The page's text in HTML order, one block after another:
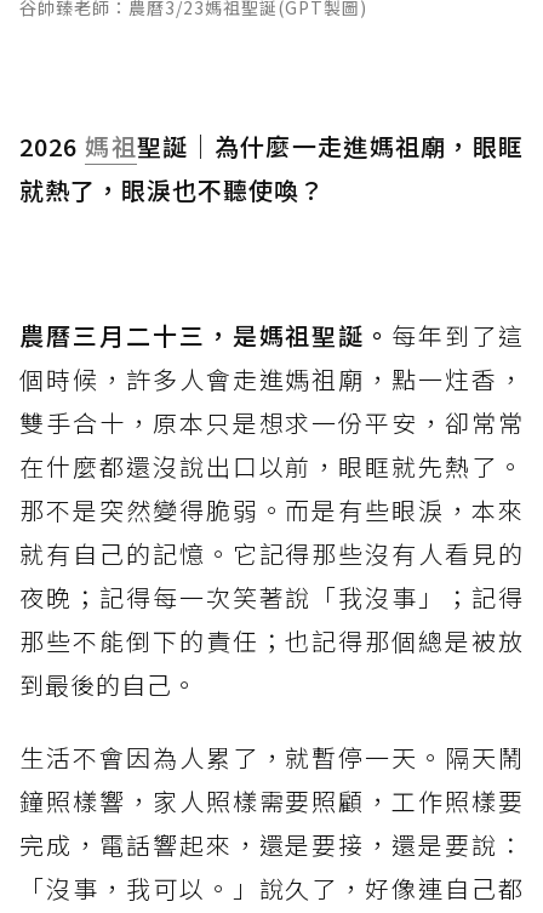
谷帥臻老師：農曆3/23媽祖聖誕(GPT製圖)
2026媽祖聖誕｜為什麼一走進媽祖廟，眼眶
就熱了，眼淚也不聽使喚？
農曆三月二十三，是媽祖聖誕。 每年到了這
個時候，許多人會走進媽祖廟，點一炷香，
雙手合十，原本只是想求一份平安，卻常常
在什麼都還沒說出口以前，眼眶就先熱了。
那不是突然變得脆弱。而是有些眼淚，本來
就有自己的記憶。它記得那些沒有人看見的
夜晚；記得每一次笑著說「我沒事」；記得
那些不能倒下的責任；也記得那個總是被放
到最後的自己。
生活不會因為人累了，就暫停一天。隔天鬧
鐘照樣響，家人照樣需要照顧，工作照樣要
完成，電話響起來，還是要接，還是要說：
「沒事，我可以。」說久了，好像連自己都